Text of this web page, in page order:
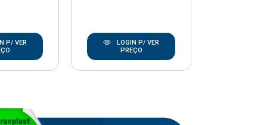
P/ VER
LOGIN P/ VER
PREÇO